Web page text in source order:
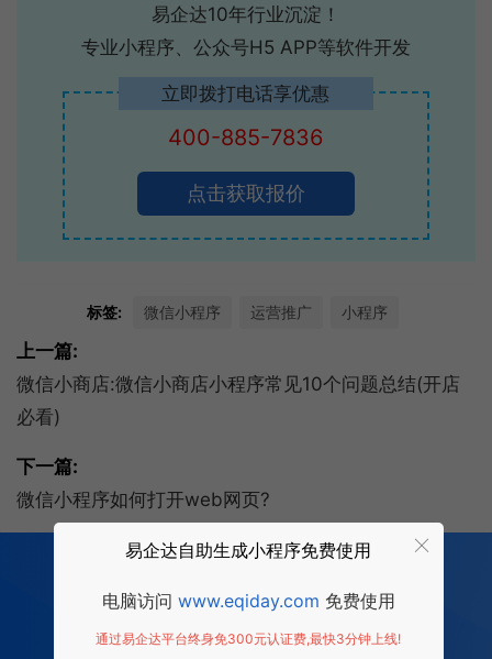
易企达10年行业沉淀！
专业小程序、公众号H5 APP等软件开发
立即拨打电话享优惠
400-885-7836
点击获取报价
标签: 微信小程序 运营推广 小程序
上一篇:
微信小商店:微信小商店小程序常见10个问题总结(开店
必看)
下一篇:
微信小程序如何打开web网页?
200多项功能全部免费开发
0 成本 0 门槛 一键生成
让每个商家都拥有适合自己的小程序
易企达自助生成小程序免费使用
电脑访问 www.eqiday.com 免费使用
通过易企达平台终身免300元认证费,最快3分钟上线!